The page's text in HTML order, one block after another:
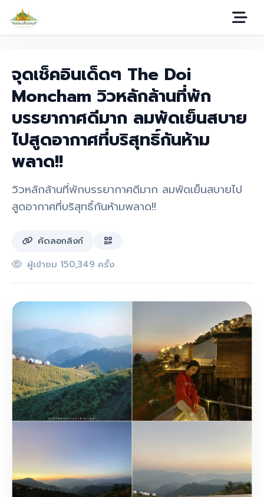
จุดเช็คอินเด็ดๆ The Doi
Moncham วิวหลักล้านที่พัก
บรรยากาศดีมาก ลมพัดเย็นสบาย
ไปสูดอากาศที่บริสุทธิ์กันห้าม
พลาด!!
วิวหลักล้านที่พักบรรยากาศดีมาก ลมพัดเย็นสบายไป
สูดอากาศที่บริสุทธิ์กันห้ามพลาด!!
คัดลอกลิงก์
ผู้เข้าชม 150,349 ครั้ง